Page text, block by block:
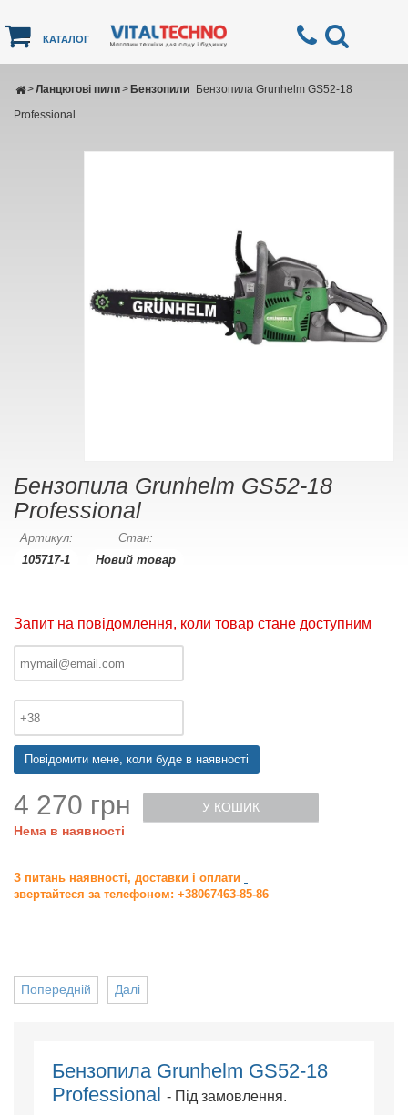
КАТАЛОГ
Ланцюгові пили
> Бензопили
>
Бензопила Grunhelm GS52-18
Professional
Бензопила Grunhelm GS52-18
Professional
Артикул:
105717-1
Стан:
Новий товар
Запит на повідомлення, коли товар стане доступним
Повідомити мене, коли буде в наявності
4 270 грн
Нема в наявності
У КОШИК
З питань наявності, доставки і оплати
звертайтеся за телефоном: +38067463-85-86
Далі
Попередній
Бензопила Grunhelm GS52-18
Professional - Під замовлення.